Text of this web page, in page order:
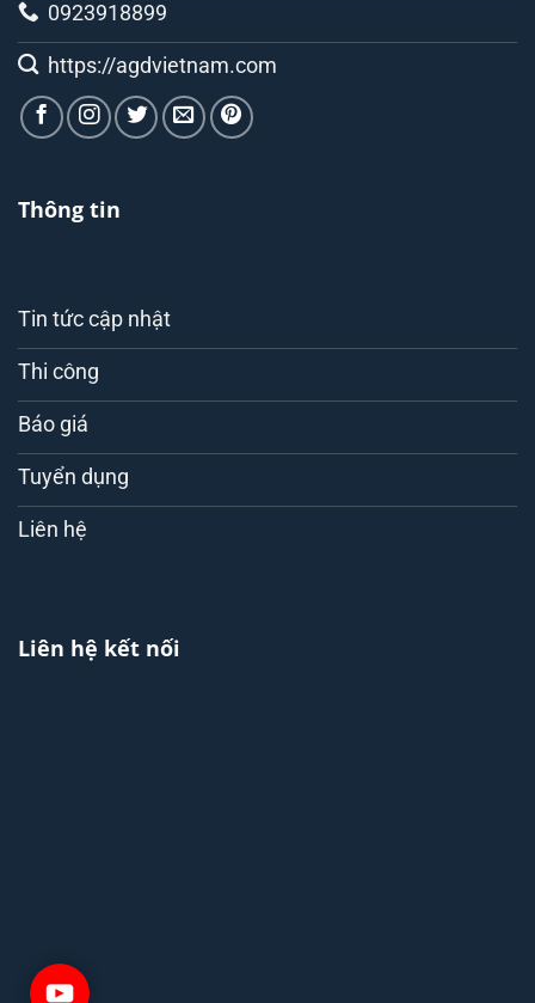
0923918899
https://agdvietnam.com
Thông tin
Tin tức cập nhật
Thi công
Báo giá
Tuyển dụng
Liên hệ
Liên hệ kết nối